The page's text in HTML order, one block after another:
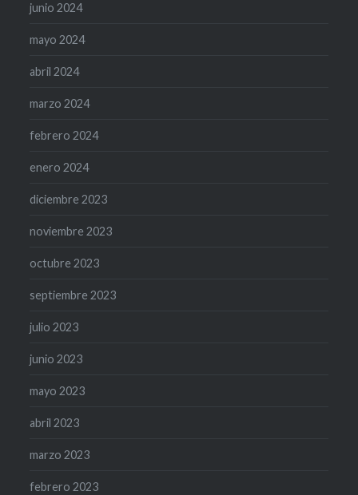
junio 2024
mayo 2024
abril 2024
marzo 2024
febrero 2024
enero 2024
diciembre 2023
noviembre 2023
octubre 2023
septiembre 2023
julio 2023
junio 2023
mayo 2023
abril 2023
marzo 2023
febrero 2023